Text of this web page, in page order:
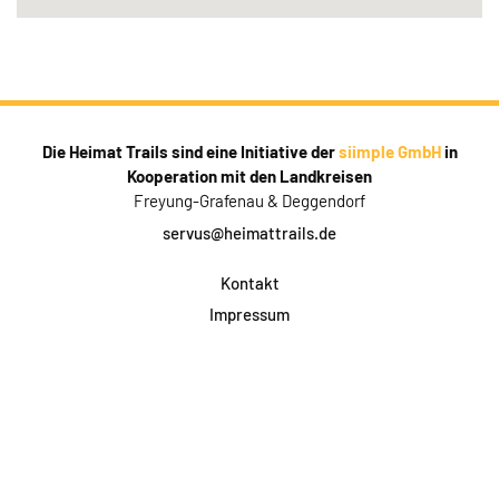
Die Heimat Trails sind eine Initiative dersiimple GmbHin
Kooperation mit den Landkreisen
Freyung-Grafenau & Deggendorf
servus@heimattrails.de
Kontakt
Impressum